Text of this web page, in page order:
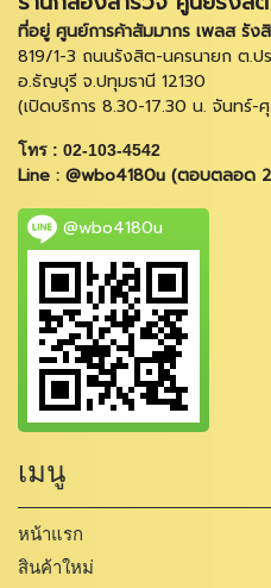
ที่อยู่ ศูนย์การค้าสัมมากร เพลส รั
819/1-3 ถนนรังสิต-นครนายก ต.ป
อ.ธัญบุรี จ.ปทุมธานี 12130
(เปิดบริการ 8.30-17.30 น. จันทร์-
โทร : 02-103-4542
Line : @wbo4180u (ตอบตลอด
@wbo4180u
เมนู
หน้าแรก
สินค้าใหม่